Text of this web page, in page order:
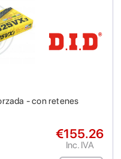
- con retenes
€155.26
Inc. IVA